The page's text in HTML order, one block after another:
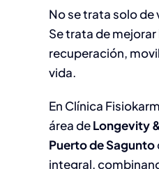
No se trata solo de
Se trata de
recuperación,
vida.
En Clínica
área deLongevity
Puerto de Sagunto
integral,